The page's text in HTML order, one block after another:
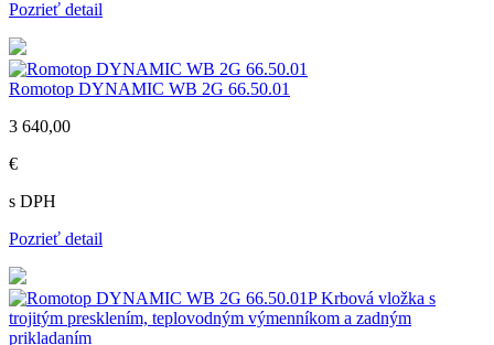
Pozrieť detail
Romotop DYNAMIC WB 2G 66.50.01
3 640,00
€
s DPH
Pozrieť detail